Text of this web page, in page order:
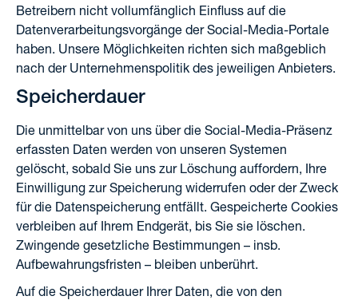
Betreibern nicht vollumfänglich Einfluss auf die
Datenverarbeitungsvorgänge der Social-Media-Portale
haben. Unsere Möglichkeiten richten sich maßgeblich
nach der Unternehmenspolitik des jeweiligen Anbieters.
Speicherdauer
Die unmittelbar von uns über die Social-Media-Präsenz
erfassten Daten werden von unseren Systemen
gelöscht, sobald Sie uns zur Löschung auffordern, Ihre
Einwilligung zur Speicherung widerrufen oder der Zweck
für die Datenspeicherung entfällt. Gespeicherte Cookies
verbleiben auf Ihrem Endgerät, bis Sie sie löschen.
Zwingende gesetzliche Bestimmungen – insb.
Aufbewahrungsfristen – bleiben unberührt.
Auf die Speicherdauer Ihrer Daten, die von den